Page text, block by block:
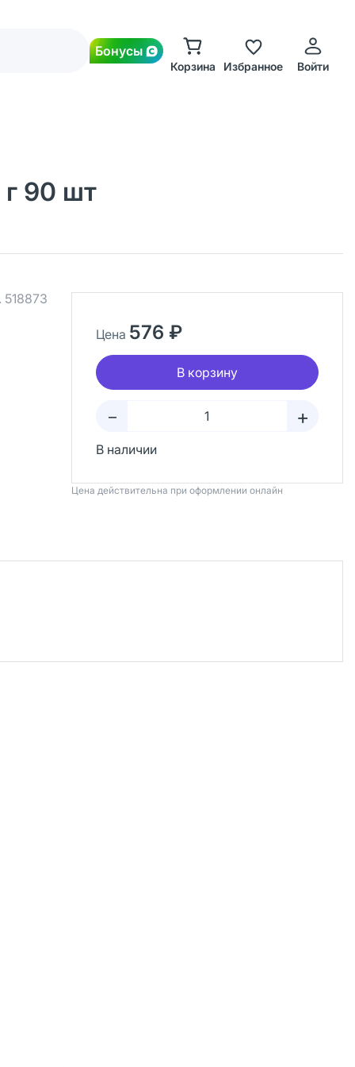
Бонусы
Корзина Избранное Войти
90 шт
518873
Цена 576 ₽
В корзину
– +
В наличии
Цена действительна при оформлении онлайн